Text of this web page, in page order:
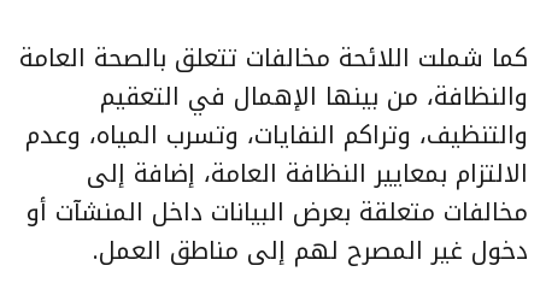
كما شملت اللائحة مخالفات تتعلق بالصحة العامة
والنظافة، من بينها الإهمال في التعقيم
والتنظيف، وتراكم النفايات، وتسرب المياه، وعدم
الالتزام بمعايير النظافة العامة، إضافة إلى
مخالفات متعلقة بعرض البيانات داخل المنشآت أو
دخول غير المصرح لهم إلى مناطق العمل.